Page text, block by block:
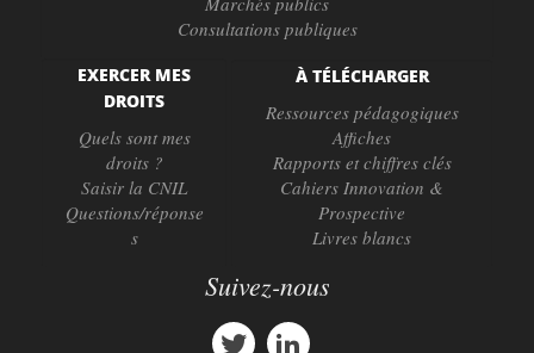
Consultations publiques
EXERCER MES
DROITS
Quels sont mes
droits ?
Saisir la CNIL
Questions/réponse
s
À TÉLÉCHARGER
Ressources pédagogiques
Affiches
Rapports et chiffres clés
Cahiers Innovation &
Prospective
Livres blancs
Suivez-nous